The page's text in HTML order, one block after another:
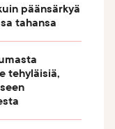
päänsärkyä
tahansa
tehyläisiä,